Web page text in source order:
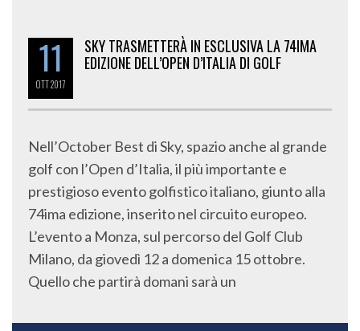
11
OTT2017
SKY TRASMETTERÀ IN ESCLUSIVA LA 74IMA
EDIZIONE DELL’OPEN D’ITALIA DI GOLF
Nell’October Best di Sky, spazio anche al grande
golf con l’Open d’Italia, il più importante e
prestigioso evento golfistico italiano, giunto alla
74ima edizione, inserito nel circuito europeo.
L’evento a Monza, sul percorso del Golf Club
Milano, da giovedì 12 a domenica 15 ottobre.
Quello che partirà domani sarà un